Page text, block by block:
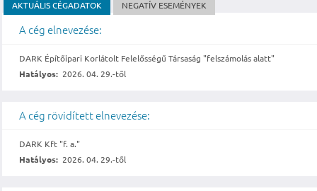
AKTUÁLIS CÉGADATOK NEGATÍV ESEMÉNYEK
A cég elnevezése:
DARK Építőipari Korlátolt Felelősségű Társaság "felszámolás alatt"
Hatályos: 2026. 04. 29.-től
A cég rövidített elnevezése:
DARK Kft "f. a."
Hatályos: 2026. 04. 29.-től